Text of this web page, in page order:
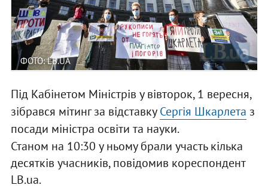
ФОТО: LB.UA
Під Кабінетом Міністрів у вівторок, 1 вересня,
зібрався мітинг за відставкуСергія Шкарлета з
посади міністра освіти та науки.
Станом на 10:30 у ньому брали участь кілька
десятків учасників, повідомив кореспондент
LB.ua.